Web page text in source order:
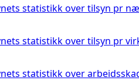
statistikk over tilsyn pr
statistikk over tilsyn pr
statistikk over